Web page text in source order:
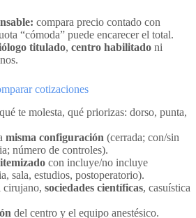
compara precio contado con
“cómoda” puede encarecer el total.
titulado, centro habilitado ni
cotizaciones
te molesta, qué priorizas: dorso, punta,
misma configuración (cerrada; con/sin
número de controles).
con incluye/no incluye
sala, estudios, postoperatorio).
cirujano, sociedades científicas, casuística
del centro y el equipo anestésico.